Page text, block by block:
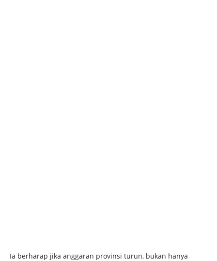
Ia berharap jika anggaran provinsi turun, bukan hanya